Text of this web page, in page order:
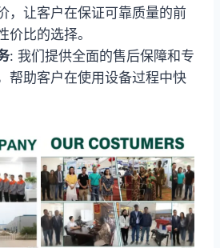
，让客户在保证可靠质量的前
价比的选择。
: 我们提供全面的售后保障和专
帮助客户在使用设备过程中快